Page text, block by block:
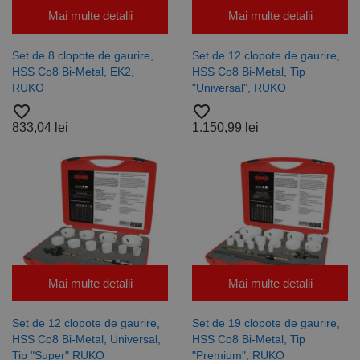
Mai multe detalii
Set de 8 clopote de gaurire,
HSS Co8 Bi-Metal, EK2,
RUKO
favorite_border
833,04 lei
Mai multe detalii
Set de 12 clopote de gaurire,
HSS Co8 Bi-Metal, Tip
"Universal", RUKO
favorite_border
1.150,99 lei
Mai multe detalii
Set de 12 clopote de gaurire,
HSS Co8 Bi-Metal, Universal,
Tip "Super" RUKO
Mai multe detalii
Set de 19 clopote de gaurire,
HSS Co8 Bi-Metal, Tip
"Premium", RUKO
Cookie-urile strict necesare permit funcționalitatea
principală a site-ului web, cum ar fi autentificarea
utilizatorului și gestionarea contului. Site-ul web nu
poate fi utilizat corect fără cookie-uri strict necesare.
Furnizor /
Domeniu
Expirare
CookieScriptConsent 1 lună
Acest cookie
este utilizat
de serviciul
Cookie-
Script.com
pentru a
aminti
preferințele
de
consimțământ
ale cookie-
urilor
vizitatorilor.
Este necesar
cookie
Cookie-
Script.com să